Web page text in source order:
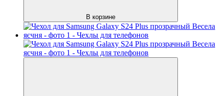
В корзине